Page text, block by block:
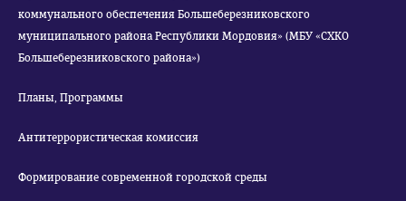
коммунального обеспечения Большеберезниковского
муниципального района Республики Мордовия» (МБУ «СХКО
Большеберезниковского района»)
Планы, Программы
Антитеррористическая комиссия
Формирование современной городской среды